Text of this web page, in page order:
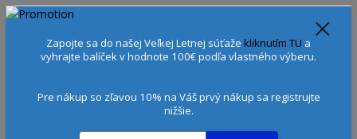
EUR
+421 905 378 103 (Po-Ne, 9-21 hod.)
Zapojte sa do našej Veľkej Letnej súťaže kliknutím TU a
vyhrajte balíček v hodnote 100€ podľa vlastného výberu.
Pre nákup so zľavou 10% na Váš prvý nákup sa registrujte
nižšie.